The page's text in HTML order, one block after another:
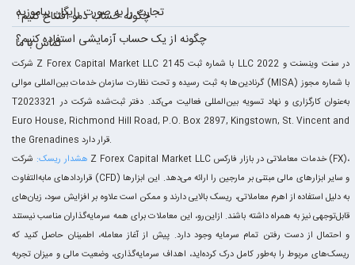
تجارت را به صورت رایگان بیاموزید
چگونه از یک حساب آزمایشی استفاده کنیم؟
چگونه حساب دمو افتتاح کنیم؟
تماس با ما
شرکت Z Forex Capital Market LLC با شماره ثبت 2145 LLC 2022 در سنت وینسنت و
گرنادین‌ها به ثبت رسیده و تحت نظارت سازمان خدمات بین‌المللی موالی (MISA) با شماره مجوز
T2023321 به‌عنوان کارگزاری و نهاد تسویه بین‌المللی فعالیت می‌کند. دفتر ثبت‌شده شرکت در
Euro House, Richmond Hill Road, P.O. Box 2897, Kingstown, St. Vincent and
the Grenadines قرار دارد.
هشدار ریسک: شرکت Z Forex Capital Market LLC خدمات معاملاتی در بازار فارکس (FX)،
قراردادهای مابه‌التفاوت (CFD) و سایر ابزارهای مالی مبتنی بر مارجین را ارائه می‌دهد. این ابزارها
به دلیل استفاده از اهرم معاملاتی، ریسک بالایی دارند و ممکن است علاوه بر افزایش سود، زیان‌های
قابل‌توجهی نیز به همراه داشته باشند. ازاین‌رو، این معاملات برای همه سرمایه‌گذاران مناسب نیستند
و احتمال از دست رفتن تمام سرمایه وجود دارد. پیش از آغاز معامله، اطمینان حاصل کنید که
ریسک‌های مربوط را به‌طور کامل درک کرده‌اید، اهداف سرمایه‌گذاری، وضعیت مالی و میزان تجربه